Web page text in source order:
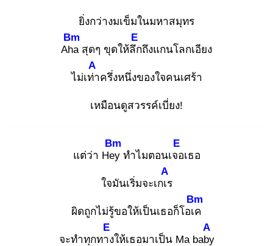
ยิ่งกว่างมเข็มในมหาสมุทร
Aha
Bm
สุดๆ ขุดให้ลึก
E
ถึงแกนโลกเอียง
ไม่เท่า
A
ครึ่งหนึ่งของใจคนเศร้า
เหมือนดูสวรรค์เบี่ยง!
แต่ว่า Hey
Bm
ทำไมตอนเจอ
E
เธอ
ใจมันเริ่มจะเกเร
A
ผิดถูกไม่รู้ขอให้เป็นเธอก็โอเค
Bm
จะทำทุกทาง
E
ให้เธอมาเป็น Ma baby
A